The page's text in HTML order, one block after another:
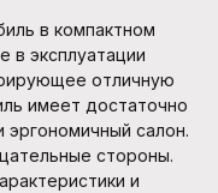
в компактном
в эксплуатации
отличную
имеет достаточно
салон.
стороны.
и